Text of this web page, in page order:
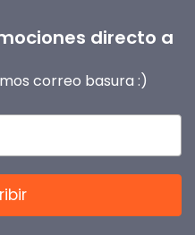
directo a
correo basura :)